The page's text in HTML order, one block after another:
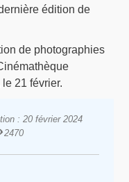
édition de
de photographies
21 février.
: 20 février 2024
2470